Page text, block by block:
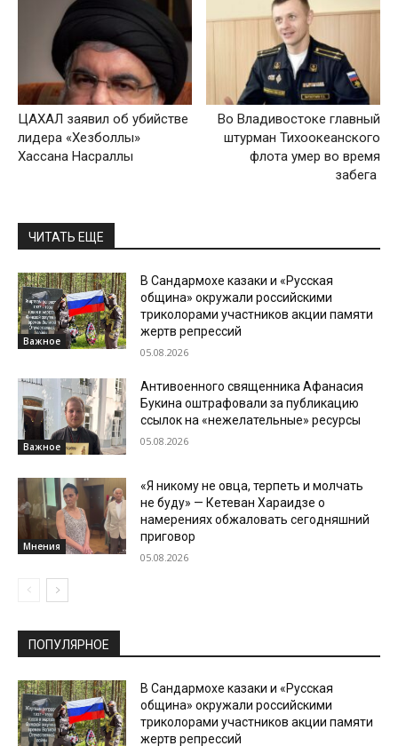
ЦАХАЛ заявил об убийстве
лидера «Хезболлы»
Хассана Насраллы
Во Владивостоке главный
штурман Тихоокеанского
флота умер во время
забега
ЧИТАТЬ ЕЩЕ
Важное
В Сандармохе казаки и «Русская
община» окружали российскими
триколорами участников акции памяти
жертв репрессий
05.08.2026
Важное
Антивоенного священника Афанасия
Букина оштрафовали за публикацию
ссылок на «нежелательные» ресурсы
05.08.2026
Мнения
«Я никому не овца, терпеть и молчать
не буду» — Кетеван Хараидзе о
намерениях обжаловать сегодняшний
приговор
05.08.2026
ПОПУЛЯРНОЕ
В Сандармохе казаки и «Русская
община» окружали российскими
триколорами участников акции памяти
жертв репрессий